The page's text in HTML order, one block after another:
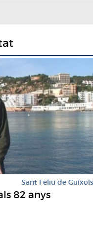
Sant Feliu de Guíxols
82 anys